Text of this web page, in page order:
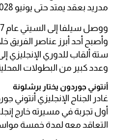
مدريد بعقد يمتد حتى يونيو 2028.
وأصبح أحد أبرز عناصر الفريق
ستة ألقاب للدوري الإنجليزي
وعدد كبير من البطولات
أنتوني جوردون يختار برشلونة
غادر الجناح الإنجليزي
أول تجربة في مسيرته خارج
التعاقد معه لمدة خمسة مواسم